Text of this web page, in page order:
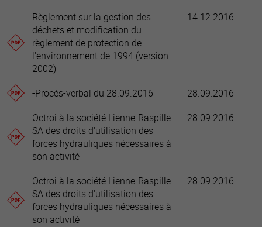
Règlement sur la gestion des
déchets et modification du
règlement de protection de
l'environnement de 1994 (version
2002)
14.12.2016
-Procès-verbal du 28.09.2016
28.09.2016
Octroi à la société Lienne-Raspille
SA des droits d'utilisation des
forces hydrauliques nécessaires à
son activité
28.09.2016
Octroi à la société Lienne-Raspille
SA des droits d'utilisation des
forces hydrauliques nécessaires à
son activité
28.09.2016